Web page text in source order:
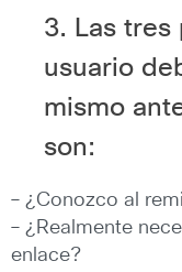
3. Las tres
usuario
mismo
son:
– ¿Conozco al
– ¿Realmente
enlace?